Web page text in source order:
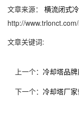
文章来源：
横流闭式
http://
文章关键词:
上一个： 冷却塔品
下一个： 冷却塔厂